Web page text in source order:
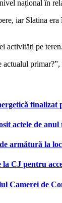
național în
iar Slatina
activități pe teren.
finalizat
actele de
armătură la
CJ pentru
Camerei de